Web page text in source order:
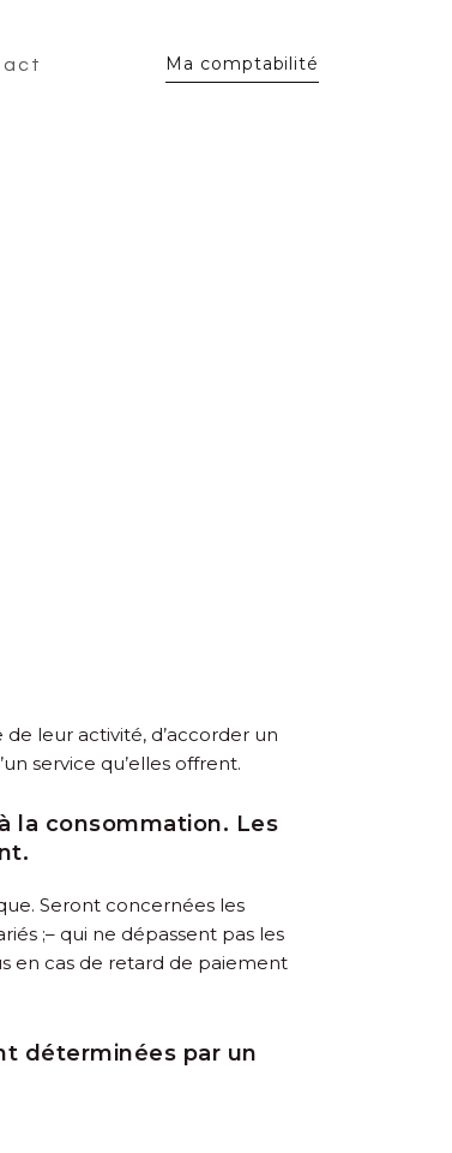
Ma comptabilité
leur activité, d’accorder un
service qu’elles offrent.
la consommation. Les
Seront concernées les
;– qui ne dépassent pas les
en cas de retard de paiement
déterminées par un